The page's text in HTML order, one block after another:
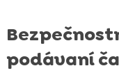
podávaní